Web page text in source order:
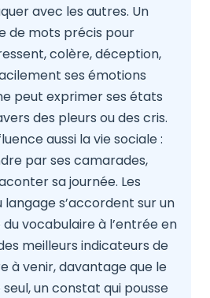
avec les autres. Un
de mots précis pour
colère, déception,
ses émotions
peut exprimer ses états
des pleurs ou des cris.
aussi la vie sociale :
par ses camarades,
sa journée. Les
langage s’accordent sur un
vocabulaire à l’entrée en
meilleurs indicateurs de
à venir, davantage que le
un constat qui pousse